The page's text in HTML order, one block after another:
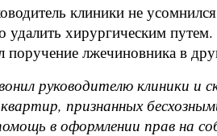
клиники не
хирургическим
поручение лжечиновника в
руководителю клиники и
признанных
в оформлении прав на